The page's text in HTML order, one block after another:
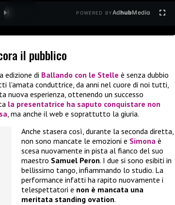
POWERED BYAdhubMedia
il pubblico
edizione di Ballando con le Stelle è senza dubbio
l’amata conduttrice, da anni nel cuore di noi tutti,
nuova esperienza, ottenendo un successo
la presentatrice ha saputo conquistare non
, ma anche il web e soprattutto la giuria.
Anche stasera così, durante la seconda diretta,
non sono mancate le emozioni e Simona è
scesa nuovamente in pista al fianco del suo
maestro Samuel Peron. I due si sono esibiti in
bellissimo tango, infiammando lo studio. La
performance infatti ha rapito nuovamente i
telespettatori e non è mancata una
meritata standing ovation.